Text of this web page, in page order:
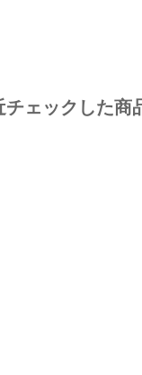
チェックした商